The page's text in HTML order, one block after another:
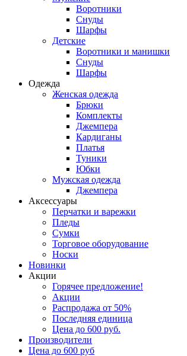
Воротники
Снуды
Шарфы
Детские
Воротники и манишки
Снуды
Шарфы
Одежда
Женская одежда
Брюки
Комплекты
Джемпера
Кардиганы
Платья
Туники
Юбки
Мужская одежда
Джемпера
Аксессуары
Перчатки и варежки
Пледы
Сумки
Торговое оборудование
Носки
Новинки
Акции
Горячее предложение!
Акции
Распродажа от 50%
Последняя единица
Цена до 600 руб.
Производители
Цена до 600 руб